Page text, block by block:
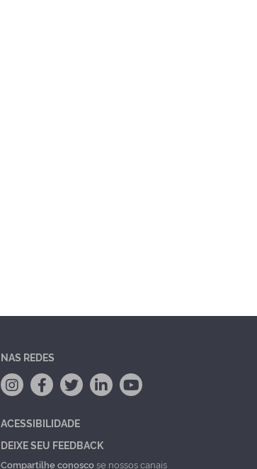
NAS REDES
ACESSIBILIDADE
DEIXE SEU FEEDBACK
Compartilhe conoscose nossos canais